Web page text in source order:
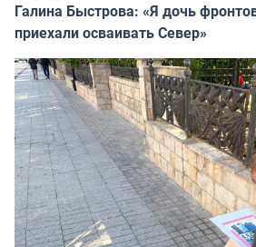
Галина Быстрова: «Я дочь
приехали осваивать Север»